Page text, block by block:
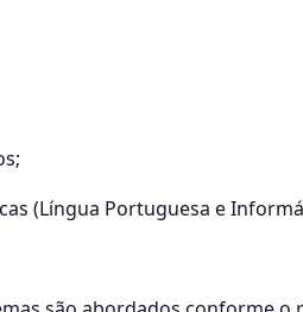
(Língua Portuguesa e